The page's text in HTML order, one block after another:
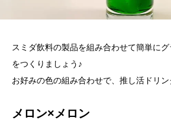
スミダ飲料の製品を組み合わせて簡単に
をつくりましょう♪
お好みの色の組み合わせで、推し活ドリン
メロン×メロン